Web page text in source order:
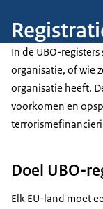
In de UBO-
organisatie, of wie
organisatie heeft.
voorkomen en
Doel UBO-
Elk EU-land moet